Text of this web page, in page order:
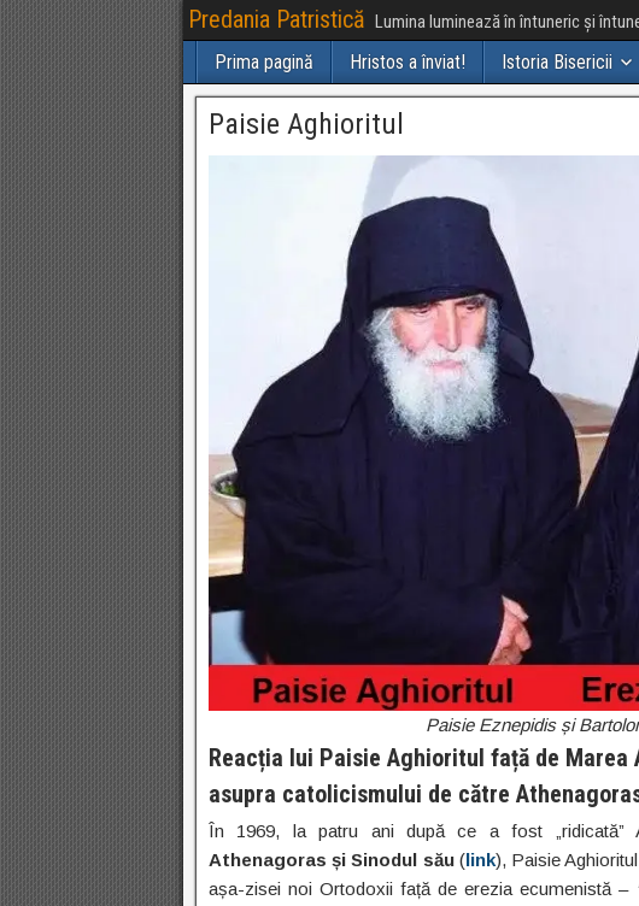
Predania Patristică Lumina luminează în întuneric și
Prima pagină Hristos a înviat! Istoria Bisericii
Paisie Aghioritul
Paisie Eznepidis și
Reacția lui Paisie Aghioritul față de
asupra catolicismului de către
În 1969, la patru ani după ce a fost „ridicată”
Athenagoras și Sinodul său(link), Paisie
așa-zisei noi Ortodoxii față de erezia ecumenistă –